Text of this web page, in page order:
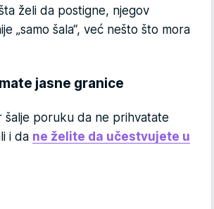
želi da postigne, njegov
„samo šala“, već nešto što mora
jasne granice
šalje poruku da ne prihvatate
i da ne želite da učestvujete u